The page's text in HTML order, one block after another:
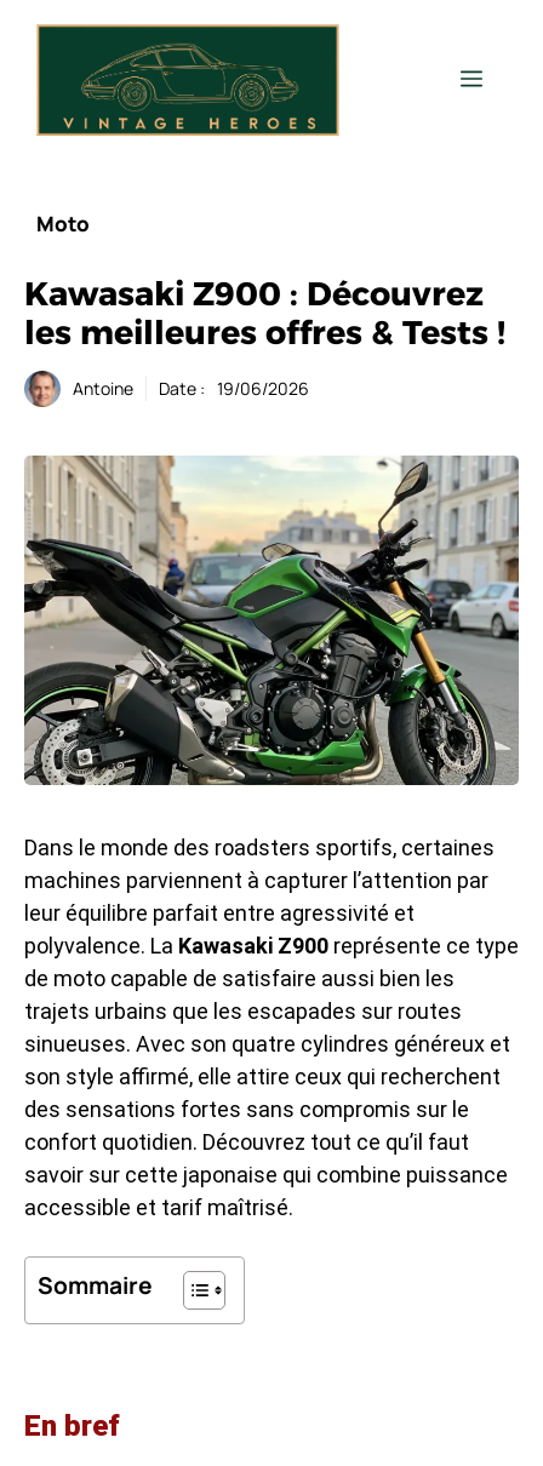
Menu
Moto
Kawasaki Z900 : Découvrez
les meilleures offres & Tests !
Antoine Date : 19/06/2026
Dans le monde des roadsters sportifs, certaines
machines parviennent à capturer l’attention par
leur équilibre parfait entre agressivité et
polyvalence. La Kawasaki Z900 représente ce type
de moto capable de satisfaire aussi bien les
trajets urbains que les escapades sur routes
sinueuses. Avec son quatre cylindres généreux et
son style affirmé, elle attire ceux qui recherchent
des sensations fortes sans compromis sur le
confort quotidien. Découvrez tout ce qu’il faut
savoir sur cette japonaise qui combine puissance
accessible et tarif maîtrisé.
Sommaire
En bref